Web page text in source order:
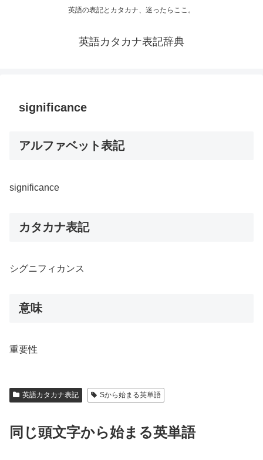
英語の表記とカタカナ、迷ったらここ。
英語カタカナ表記辞典
significance
アルファベット表記
significance
カタカナ表記
シグニフィカンス
意味
重要性
英語カタカナ表記 Sから始まる英単語
同じ頭文字から始まる英単語